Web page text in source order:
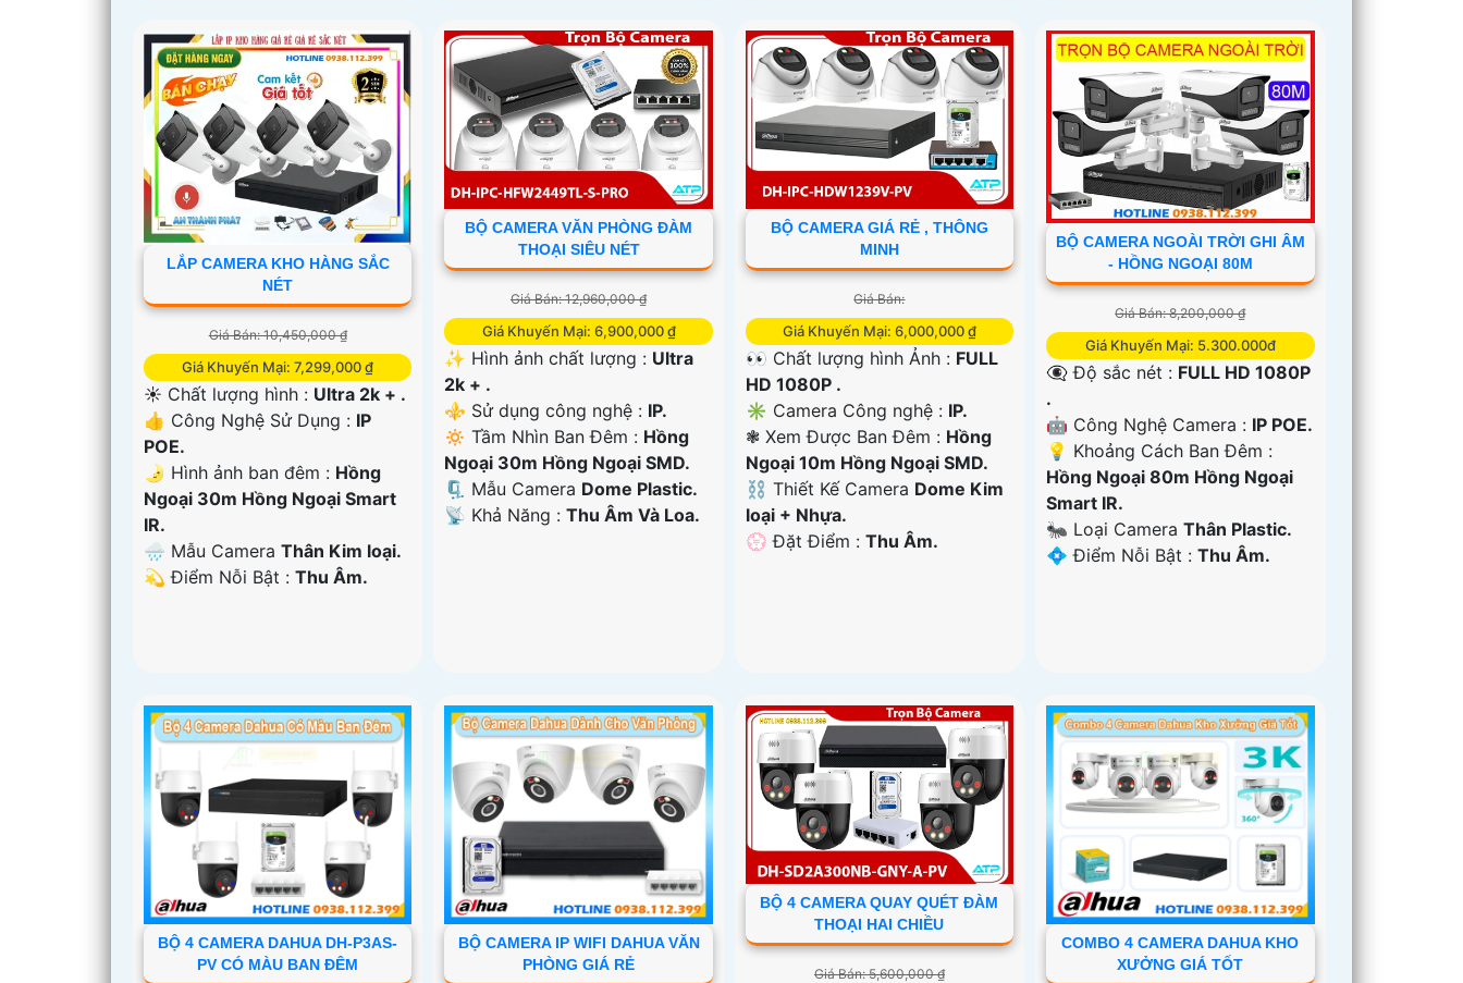
LẮP CAMERA KHO HÀNG SẮC
NÉT
Giá Bán: 10,450,000 ₫
Giá Khuyến Mại: 7,299,000 ₫
☀️ Chất lượng hình : Ultra 2k + .
👍 Công Nghệ Sử Dụng : IP
POE.
🌛 Hình ảnh ban đêm : Hồng
Ngoại 30m Hồng Ngoại Smart
IR.
🌧️ Mẫu Camera Thân Kim loại.
️💫 Điểm Nỗi Bật : Thu Âm.
BỘ CAMERA VĂN PHÒNG ĐÀM
THOẠI SIÊU NÉT
Giá Bán: 12,960,000 ₫
Giá Khuyến Mại: 6,900,000 ₫
✨ Hình ảnh chất lượng : Ultra
2k + .
⚜️ Sử dụng công nghệ : IP.
🔅 Tầm Nhìn Ban Đêm : Hồng
Ngoại 30m Hồng Ngoại SMD.
🗜️ Mẫu Camera Dome Plastic.
️📡 Khả Năng :Thu Âm Và Loa.
BỘ CAMERA GIÁ RẺ , THÔNG
MINH
Giá Bán:
Giá Khuyến Mại: 6,000,000 ₫
👀 Chất lượng hình Ảnh : FULL
HD 1080P .
✳️ Camera Công nghệ : IP.
❃ Xem Được Ban Đêm : Hồng
Ngoại 10m Hồng Ngoại SMD.
⛓ Thiết Kế Camera Dome Kim
loại + Nhựa.
️💮 Đặt Điểm : Thu Âm.
BỘ CAMERA NGOÀI TRỜI GHI ÂM
- HỒNG NGOẠI 80M
Giá Bán: 8,200,000 ₫
Giá Khuyến Mại: 5.300.000đ
👁️‍🗨 Độ sắc nét : FULL HD 1080P
.
🤖️ Công Nghệ Camera : IP POE.
💡 Khoảng Cách Ban Đêm :
Hồng Ngoại 80m Hồng Ngoại
Smart IR.
🐜 Loại CameraThân Plastic.
️💠 Điểm Nỗi Bật :Thu Âm.
BỘ 4 CAMERA DAHUA DH-P3AS-
PV CÓ MÀU BAN ĐÊM
BỘ CAMERA IP WIFI DAHUA VĂN
PHÒNG GIÁ RẺ
BỘ 4 CAMERA QUAY QUÉT ĐÀM
THOẠI HAI CHIỀU
Giá Bán: 5,600,000 ₫
COMBO 4 CAMERA DAHUA KHO
XƯỞNG GIÁ TỐT